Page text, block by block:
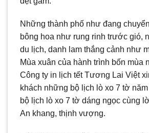
Những thành phố như đang
bông hoa như rung rinh trước gió,
du lịch, danh lam thắng cảnh như
Mùa xuân của hành trình bốn mùa
Công ty in lịch tết Tương Lai Việt
khách những bộ lịch lò xo 7 tờ
bộ lịch lò xo 7 tờ dáng ngọc cùng
An khang, thịnh vượng.